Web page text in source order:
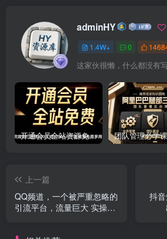
adminHY
1.4W+ 0
这家伙很懒，什么都没有
开通会员全站资源免费下载 开通VIP会员 HY资源库
上一篇
QQ频道，一个被严重忽略的
引流平台，流量巨大 实操单
抖